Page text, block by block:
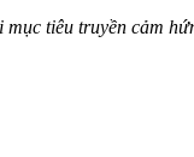
tiêu truyền cảm